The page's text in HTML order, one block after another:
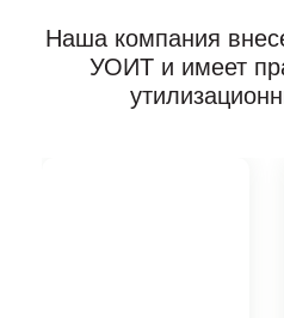
Наша компания
УОИТ и имеет